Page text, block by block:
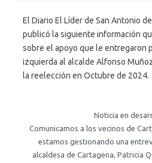
El Diario El Líder de San Antonio
publicó la siguiente información
sobre el apoyo que le entregaron
izquierda al alcalde Alfonso
la reelección en Octubre de 2024.
Noticia en
Comunicamos a los vecinos de
estamos gestionando una
alcaldesa de Cartagena, Patricia